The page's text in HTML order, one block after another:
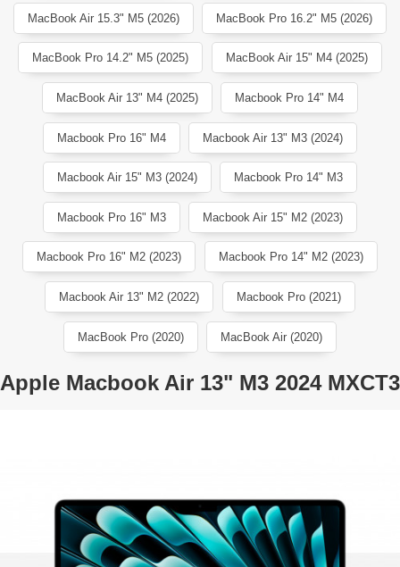
MacBook Air 15.3" M5 (2026) MacBook Pro 16.2" M5 (2026)
MacBook Pro 14.2" M5 (2025) MacBook Air 15" M4 (2025)
MacBook Air 13" M4 (2025) Macbook Pro 14" M4
Macbook Pro 16" M4 Macbook Air 13" M3 (2024)
Macbook Air 15" M3 (2024) Macbook Pro 14" M3
Macbook Pro 16" M3 Macbook Air 15" M2 (2023)
Macbook Pro 16" M2 (2023) Macbook Pro 14" M2 (2023)
Macbook Air 13" M2 (2022) Macbook Pro (2021)
MacBook Pro (2020) MacBook Air (2020)
Apple Macbook Air 13" M3 2024 MXCT3